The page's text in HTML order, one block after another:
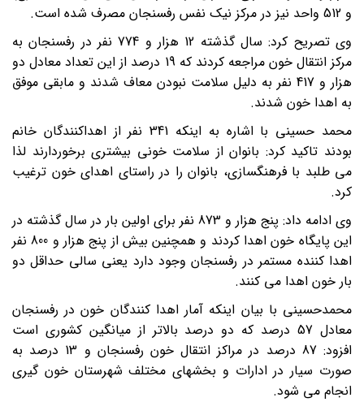
و 512 واحد نیز در مرکز نیک نفس رفسنجان مصرف شده است
.
وی تصریح کرد: سال گذشته 12 هزار و 774 نفر در رفسنجان به
مرکز انتقال خون مراجعه کردند که 19 درصد از این تعداد معادل دو
هزار و 417 نفر به دلیل سلامت نبودن معاف شدند و مابقی موفق
به اهدا خون شدند.
محمد حسینی با اشاره به اینکه 341 نفر از اهداکنندگان خانم
بودند تاکید کرد: بانوان از سلامت خونی بیشتری برخوردارند لذا
می طلبد با فرهنگسازی، بانوان را در راستای اهدای خون ترغیب
کرد.
وی ادامه داد: پنج هزار و 873 نفر برای اولین بار در سال گذشته در
این پایگاه خون اهدا کردند و همچنین بیش از پنج هزار و 800 نفر
اهدا کننده مستمر در رفسنجان وجود دارد یعنی سالی حداقل دو
بار خون اهدا می کنند.
محمدحسینی با بیان اینکه آمار اهدا کنندگان خون در رفسنجان
معادل 57 درصد که دو درصد بالاتر از میانگین کشوری است
افزود: 87 درصد در مراکز انتقال خون رفسنجان و 13 درصد به
صورت سیار در ادارات و بخشهای مختلف شهرستان خون گیری
انجام می شود.